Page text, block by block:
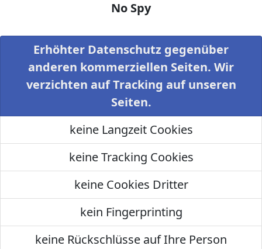
No Spy
Erhöhter Datenschutz gegenüber
anderen kommerziellen Seiten. Wir
verzichten auf Tracking auf unseren
Seiten.
keine Langzeit Cookies
keine Tracking Cookies
keine Cookies Dritter
kein Fingerprinting
keine Rückschlüsse auf Ihre Person